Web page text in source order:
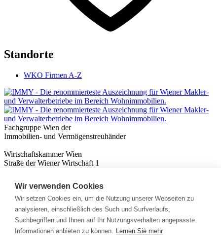
Standorte
WKO Firmen A-Z
Fachgruppe Wien der
Immobilien- und Vermögenstreuhänder
Wirtschaftskammer Wien
Straße der Wiener Wirtschaft 1
Nützliches
Immobilienwissen
Formulare & Rechner
Expert:innen
Info
Wir verwenden Cookies
Wir setzen Cookies ein, um die Nutzung unserer Webseiten zu
analysieren, einschließlich des Such und Surfverlaufs,
Suchbegriffen und Ihnen auf Ihr Nutzungsverhalten angepasste
Informationen anbieten zu können. Lernen Sie mehr